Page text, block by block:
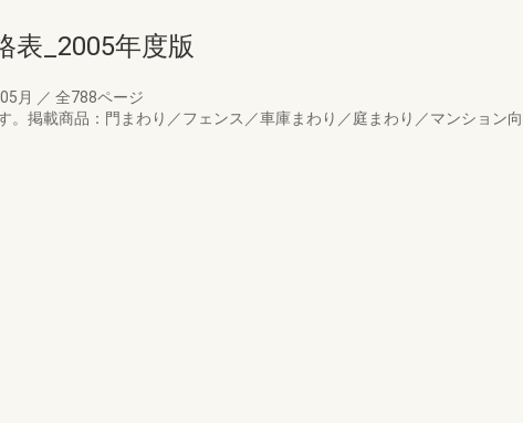
表_2005年度版
月 ／ 全788ページ
。掲載商品：門まわり／フェンス／車庫まわり／庭まわり／マンション